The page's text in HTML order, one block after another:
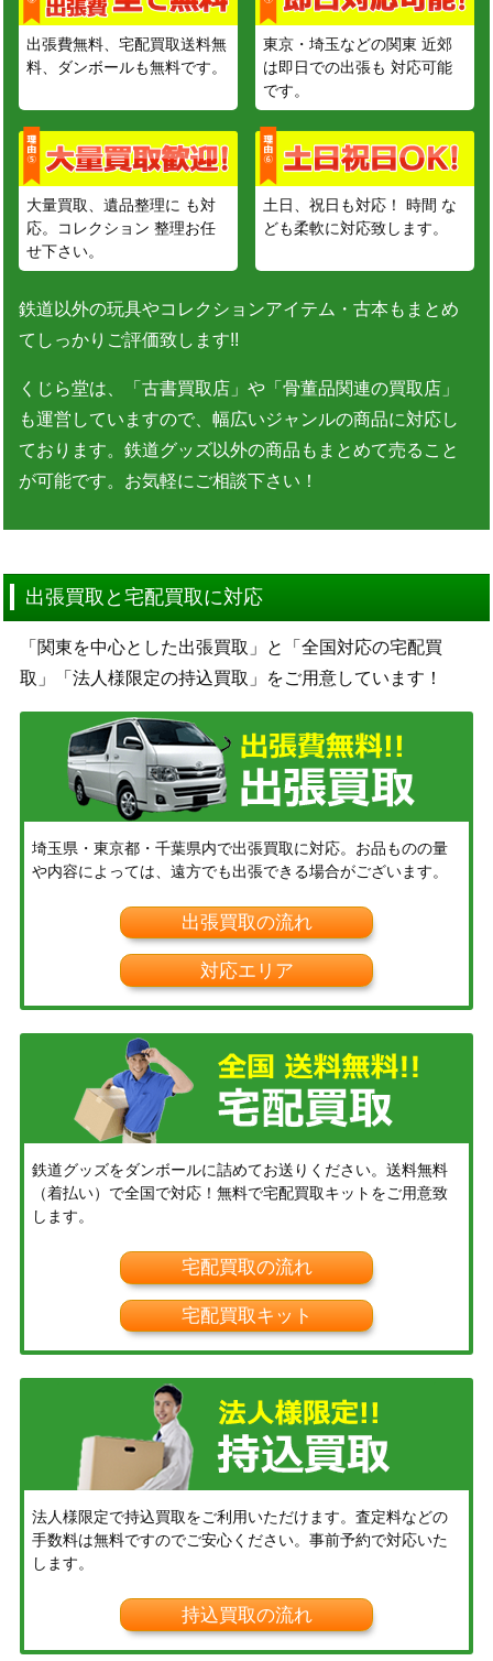
出張費無料、宅配買取送料無
料、ダンボールも無料です。
東京・埼玉などの関東 近郊
は即日での出張も 対応可能
です。
大量買取、遺品整理に も対
応。コレクション 整理お任
せ下さい。
土日、祝日も対応！ 時間 な
ども柔軟に対応致します。
鉄道以外の玩具やコレクションアイテム・古本もまとめ
てしっかりご評価致します!!
くじら堂は、「古書買取店」や「骨董品関連の買取店」
も運営していますので、幅広いジャンルの商品に対応し
ております。鉄道グッズ以外の商品もまとめて売ること
が可能です。お気軽にご相談下さい！
出張買取と宅配買取に対応
「関東を中心とした出張買取」と「全国対応の宅配買
取」「法人様限定の持込買取」をご用意しています！
埼玉県・東京都・千葉県内で出張買取に対応。お品ものの量
や内容によっては、遠方でも出張できる場合がございます。
出張買取の流れ
対応エリア
鉄道グッズをダンボールに詰めてお送りください。送料無料
（着払い）で全国で対応！無料で宅配買取キットをご用意致
します。
宅配買取の流れ
宅配買取キット
法人様限定で持込買取をご利用いただけます。査定料などの
手数料は無料ですのでご安心ください。事前予約で対応いた
します。
持込買取の流れ